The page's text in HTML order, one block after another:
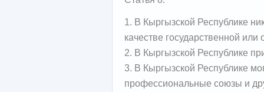
1. В Кыргызской Республике
качестве государственной или
2. В Кыргызской Республике
3. В Кыргызской Республике
профессиональные союзы и